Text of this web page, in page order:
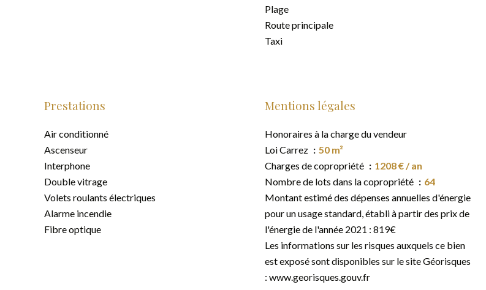
Plage
Route principale
Taxi
Prestations
Air conditionné
Ascenseur
Interphone
Double vitrage
Volets roulants électriques
Alarme incendie
Fibre optique
Mentions légales
Honoraires à la charge du vendeur
Loi Carrez
50 m²
Charges de copropriété
1208 € / an
Nombre de lots dans la copropriété
64
Montant estimé des dépenses annuelles d'énergie
pour un usage standard, établi à partir des prix de
l'énergie de l'année 2021 : 819€
Les informations sur les risques auxquels ce bien
est exposé sont disponibles sur le site Géorisques
: www.georisques.gouv.fr